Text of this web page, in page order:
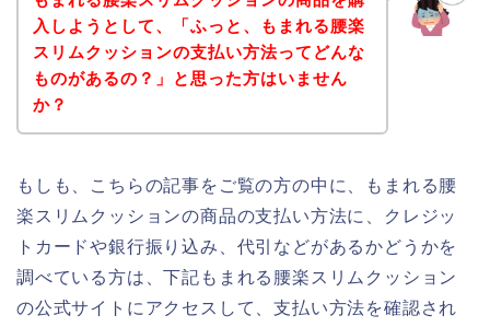
入しようとして、「ふっと、もまれる腰楽
スリムクッションの支払い方法ってどんな
ものがあるの？」と思った方はいません
か？
もしも、こちらの記事をご覧の方の中に、もまれる腰
楽スリムクッションの商品の支払い方法に、クレジッ
トカードや銀行振り込み、代引などがあるかどうかを
調べている方は、下記もまれる腰楽スリムクッション
の公式サイトにアクセスして、支払い方法を確認され